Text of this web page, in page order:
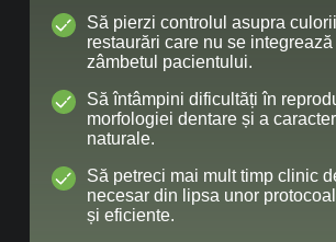
Să pierzi controlul asupra
restaurări care nu se
zâmbetul pacientului.
Să întâmpini dificultăți în
morfologiei dentare și a
naturale.
Să petreci mai mult timp clinic
necesar din lipsa unor
și eficiente.